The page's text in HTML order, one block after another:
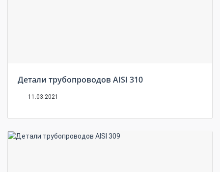
Детали трубопроводов AISI 310
11.03.2021